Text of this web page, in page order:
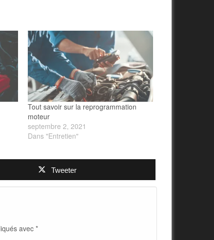
Tout savoir sur la reprogrammation
moteur
septembre 2, 2021
Dans "Entretien"
Tweeter
avec*